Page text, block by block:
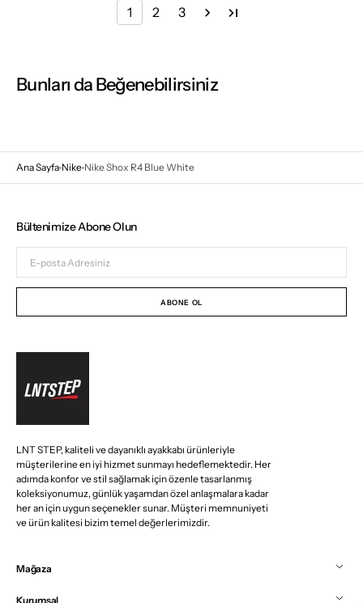
1 2 3
Bunları da Beğenebilirsiniz
Ana Sayfa Nike Nike Shox R4 Blue White
LNT STEP, kaliteli ve dayanıklı ayakkabı ürünleriyle
müşterilerine en iyi hizmet sunmayı hedeflemektedir. Her
adımda konfor ve stil sağlamak için özenle tasarlanmış
koleksiyonumuz, günlük yaşamdan özel anlaşmalara kadar
her an için uygun seçenekler sunar. Müşteri memnuniyeti
ve ürün kalitesi bizim temel değerlerimizdir.
Mağaza
Kurumsal
Bültenimize Abone Olun
posta
Adresiniz
ABONE OL